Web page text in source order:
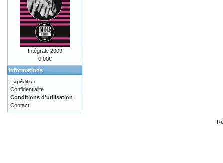
Intégrale 2009
0,00€
Informations
Expédition
Confidentialité
Conditions d'utilisation
Contact